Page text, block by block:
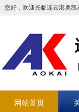
您好，欢迎光临连云港奥
网站首页